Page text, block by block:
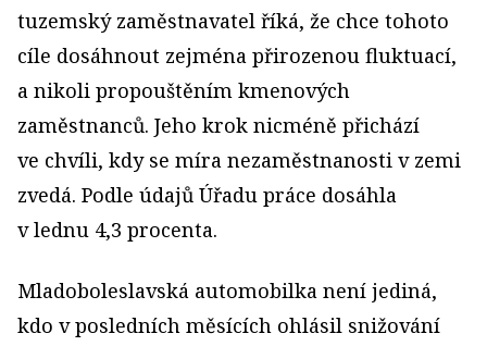
tuzemský zaměstnavatel říká, že chce tohoto
cíle dosáhnout zejména přirozenou fluktuací,
a nikoli propouštěním kmenových
zaměstnanců. Jeho krok nicméně přichází
ve chvíli, kdy se míra nezaměstnanosti v zemi
zvedá. Podle údajů Úřadu práce dosáhla
v lednu 4,3 procenta.
Mladoboleslavská automobilka není jediná,
kdo v posledních měsících ohlásil snižování